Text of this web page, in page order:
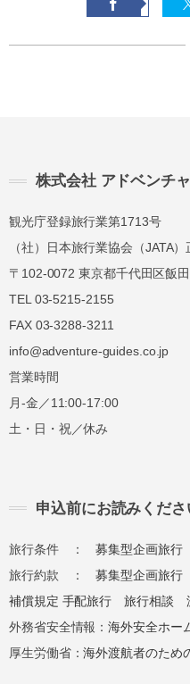
株式会社 アドベンチ
観光庁登録旅行業第1713号
（社）日本旅行業協会（JATA）
〒102-0072 東京都千代田区飯
TEL 03-5215-2155
FAX 03-3288-3211
info@adventure-guides.co.jp
営業時間
月-金／11:00-17:00
土・日・祝／休み
申込前にお読みくださ
旅行条件 ：募集型企画旅行
旅行約款 ：募集型企画旅行
補償規定 手配旅行 旅行相談
外務省安全情報：海外安全ホー
厚生労働省：海外渡航者のため